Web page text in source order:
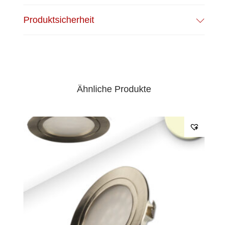
Produktsicherheit
Ähnliche Produkte